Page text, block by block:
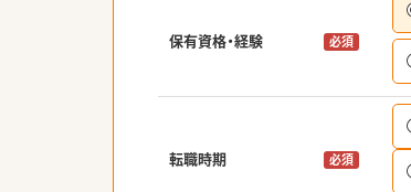
保有資格・経験 必須
転職時期 必須